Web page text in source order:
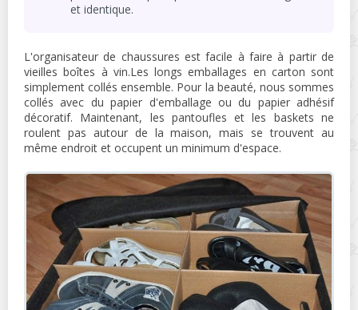
et identique.
L'organisateur de chaussures est facile à faire à partir de
vieilles boîtes à vin.Les longs emballages en carton sont
simplement collés ensemble. Pour la beauté, nous sommes
collés avec du papier d'emballage ou du papier adhésif
décoratif. Maintenant, les pantoufles et les baskets ne
roulent pas autour de la maison, mais se trouvent au
même endroit et occupent un minimum d'espace.